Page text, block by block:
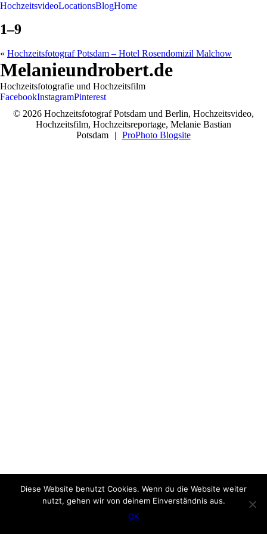
HochzeitsvideoLocationsBlogHome
1–9
« Hochzeitsfotograf Potsdam – Hotel Rosendomizil Malchow
Melanieundrobert.de
Hochzeitsfotografie und Hochzeitsfilm
FacebookInstagramPinterest
© 2026 Hochzeitsfotograf Potsdam und Berlin, Hochzeitsvideo,
Hochzeitsfilm, Hochzeitsreportage, Melanie Bastian
Potsdam
| ProPhoto Blogsite
Diese Website benutzt Cookies. Wenn du die Website weiter
nutzt, gehen wir von deinem Einverständnis aus.
OK